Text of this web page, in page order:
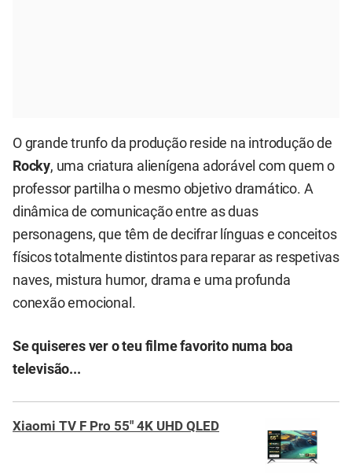
O grande trunfo da produção reside na introdução de
Rocky, uma criatura alienígena adorável com quem o
professor partilha o mesmo objetivo dramático. A
dinâmica de comunicação entre as duas
personagens, que têm de decifrar línguas e conceitos
físicos totalmente distintos para reparar as respetivas
naves, mistura humor, drama e uma profunda
conexão emocional.
Se quiseres ver o teu filme favorito numa boa
televisão...
Xiaomi TV F Pro 55" 4K UHD QLED